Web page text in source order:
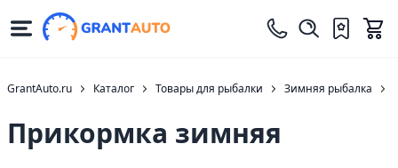
GrantAuto.ru Каталог Товары для рыбалки Зимняя рыбалка
Прикормка зимняя